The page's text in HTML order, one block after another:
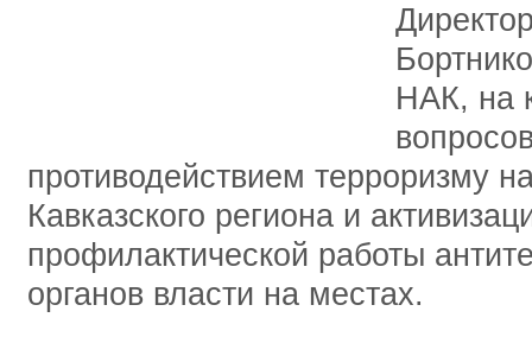
НАК, на
противодействием терроризму
Кавказского региона и
профилактической работы
органов власти на местах.